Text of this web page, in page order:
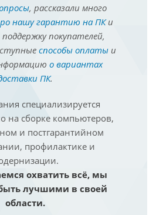
, рассказали много
нашу гарантию на ПКи
покупателей,
способы оплатыи
о вариантах
ПК.
специализируется
на сборке компьютеров,
и постгарантийном
профилактике и
охватить всё, мы
лучшими в своей
области.